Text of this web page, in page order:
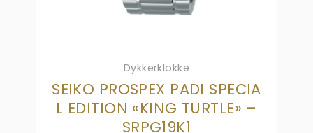
Dykkerklokke
SEIKO PROSPEX PADI SPECIA
L EDITION «KING TURTLE» –
SRPG19K1